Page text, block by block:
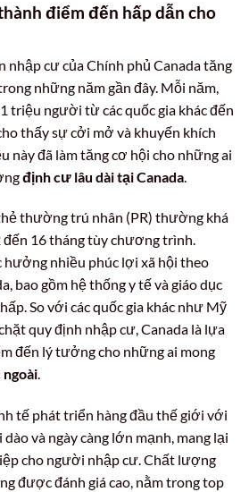
điểm đến hấp dẫn cho
nhập cư của Chính phủ Canada tăng
những năm gần đây. Mỗi năm,
triệu người từ các quốc gia khác đến
thấy sự cởi mở và khuyến khích
này đã làm tăng cơ hội cho những ai
định cư lâu dài tại Canada
thường trú nhân (PR) thường khá
đến 16 tháng tùy chương trình.
nhiều phúc lợi xã hội theo
bao gồm hệ thống y tế và giáo dục
So với các quốc gia khác như Mỹ
quy định nhập cư, Canada là lựa
đến lý tưởng cho những ai mong
.
tế phát triển hàng đầu thế giới với
và ngày càng lớn mạnh, mang lại
cho người nhập cư. Chất lượng
được đánh giá cao, nằm trong top